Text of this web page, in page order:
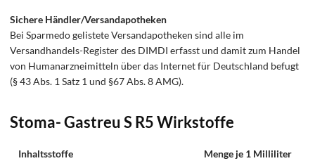
Sichere Händler/Versandapotheken
Bei Sparmedo gelistete Versandapotheken sind alle im
Versandhandels-Register des DIMDI erfasst und damit zum Handel
von Humanarzneimitteln über das Internet für Deutschland befugt
(§ 43 Abs. 1 Satz 1 und §67 Abs. 8 AMG).
Stoma- Gastreu S R5 Wirkstoffe
Inhaltsstoffe Menge je 1 Milliliter